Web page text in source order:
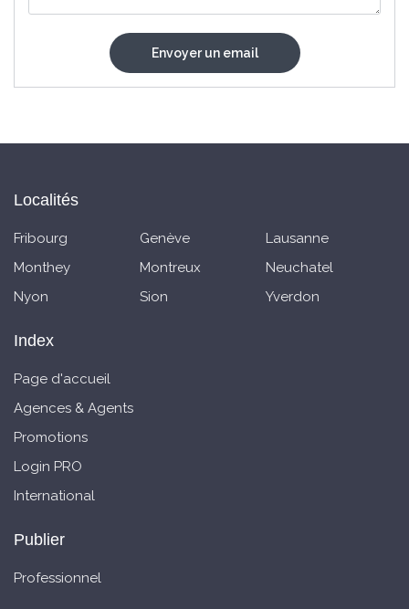
Localités
Fribourg Genève
Lausanne
Monthey
Montreux
Neuchatel
Nyon
Sion Yverdon
Index
Page d'accueil
Agences & Agents
Promotions
Login PRO
International
Publier
Professionnel